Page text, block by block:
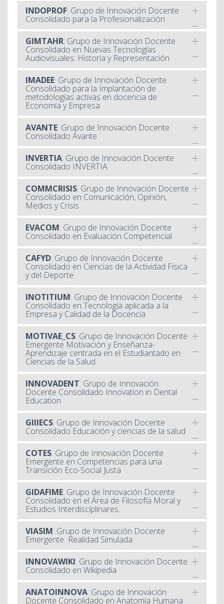
INDOPROF: Grupo de Innovación Docente
Consolidado para la Profesionalización
GIMTAHR: Grupo de Innovación Docente
Consolidado en Nuevas Tecnologías
Audiovisuales: Historia y Representación
IMADEE: Grupo de Innovación Docente
Consolidado para la Implantación de
metodologías activas en docencia de
Economía y Empresa
AVANTE: Grupo de Innovación Docente
Consolidado Avante
INVERTIA: Grupo de Innovación Docente
Consolidado INVERTIA
COMMCRISIS: Grupo de Innovación Docente
Consolidado en Comunicación, Opinión,
Medios y Crisis
EVACOM: Grupo de Innovación Docente
Consolidado en Evaluación Competencial
CAFYD: Grupo de Innovación Docente
Consolidado en Ciencias de la Actividad Física
y del Deporte
INOTITIUM: Grupo de Innovación Docente
Consolidado en Tecnología aplicada a la
Empresa y Calidad de la Docencia
MOTIVAE_CS: Grupo de Innovación Docente
Emergente Motivación y Enseñanza-
Aprendizaje centrada en el Estudiantado en
Ciencias de la Salud
INNOVADENT: Grupo de Innovación
Docente Consolidado Innovation in Dental
Education
GIIIECS: Grupo de Innovación Docente
Consolidado Educación y ciencias de la salud
COTES: Grupo de Innovación Docente
Emergente en Competencias para una
Transición Eco-Social Justa
GIDAFIME: Grupo de Innovación Docente
Consolidado en el Área de Filosofía Moral y
Estudios Interdisciplinares.
VIASIM: Grupo de Innovación Docente
Emergente Realidad Simulada
INNOVAWIKI: Grupo de Innovación Docente
Consolidado en Wikipedia
ANATOINNOVA: Grupo de Innovación
Docente Consolidado en Anatomía Humana